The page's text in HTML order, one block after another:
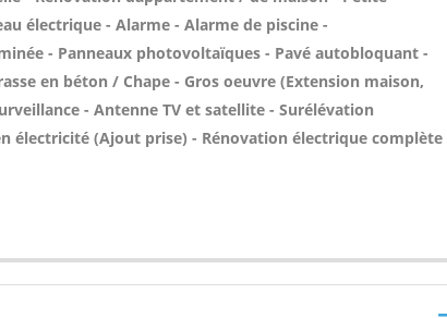
électrique - Alarme - Alarme de piscine -
- Panneaux photovoltaïques - Pavé autobloquant -
en béton / Chape - Gros oeuvre (Extension maison,
- Antenne TV et satellite - Surélévation
électricité (Ajout prise) - Rénovation électrique complète